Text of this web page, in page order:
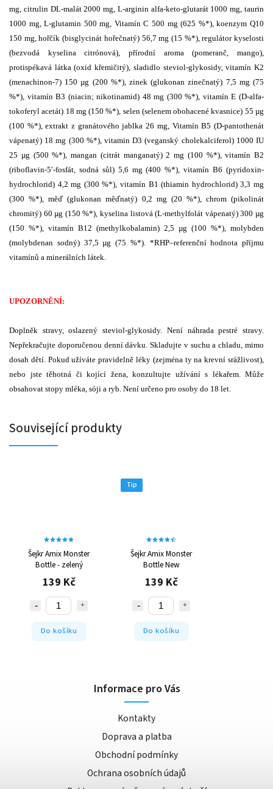
mg, citrulin DL-malát 2000 mg, L-arginin alfa-keto-glutarát 1000 mg, taurin
1000 mg, L-glutamin 500 mg, Vitamín C 500 mg (625 %*), koenzym Q10
150 mg, hořčík (bisglycinát hořečnatý) 56,7 mg (15 %*), regulátor kyselosti
(bezvodá kyselina citrónová), přírodní aroma (pomeranč, mango),
protispékavá látka (oxid křemičitý), sladidlo steviol-glykosidy, vitamín K2
(menachinon-7) 150 µg (200 %*), zinek (glukonan zinečnatý) 7,5 mg (75
%*), vitamín B3 (niacin; nikotinamid) 48 mg (300 %*), vitamín E (D-alfa-
tokoferyl acetát) 18 mg (150 %*), selen (selenem obohacené kvasnice) 55 µg
(100 %*), extrakt z granátového jablka 26 mg, Vitamín B5 (D-pantothenát
vápenatý) 18 mg (300 %*), vitamin D3 (veganský cholekalciferol) 1000 IU
25 µg (500 %*), mangan (citrát manganatý) 2 mg (100 %*), vitamín B2
(riboflavin-5′-fosfát, sodná sůl) 5,6 mg (400 %*), vitamín B6 (pyridoxin-
hydrochlorid) 4,2 mg (300 %*), vitamín B1 (thiamin hydrochlorid) 3,3 mg
(300 %*), měď (glukonan měďnatý) 0,2 mg (20 %*), chrom (pikolinát
chromitý) 60 µg (150 %*), kyselina listová (L-methylfolát vápenatý) 300 µg
(150 %*), vitamín B12 (methylkobalamin) 2,5 µg (100 %*), molybden
(molybdenan sodný) 37,5 µg (75 %*). *RHP–referenční hodnota příjmu
vitamínů a minerálních látek.
UPOZORNĚNÍ:
Doplněk stravy, oslazený steviol-glykosidy. Není náhrada pestré stravy.
Nepřekračujte doporučenou denní dávku. Skladujte v suchu a chladu, mimo
dosah dětí. Pokud užíváte pravidelně léky (zejména ty na krevní srážlivost),
nebo jste těhotná či kojící žena, konzultujte užívání s lékařem. Může
obsahovat stopy mléka, sóji a ryb. Není určeno pro osoby do 18 let.
Související produkty
Šejkr Amix Monster
Bottle - zelený
139 Kč
Do košíku
Tip
Šejkr Amix Monster
Bottle New
139 Kč
Do košíku
Informace pro Vás
Kontakty
Doprava a platba
Obchodní podmínky
Ochrana osobních údajů